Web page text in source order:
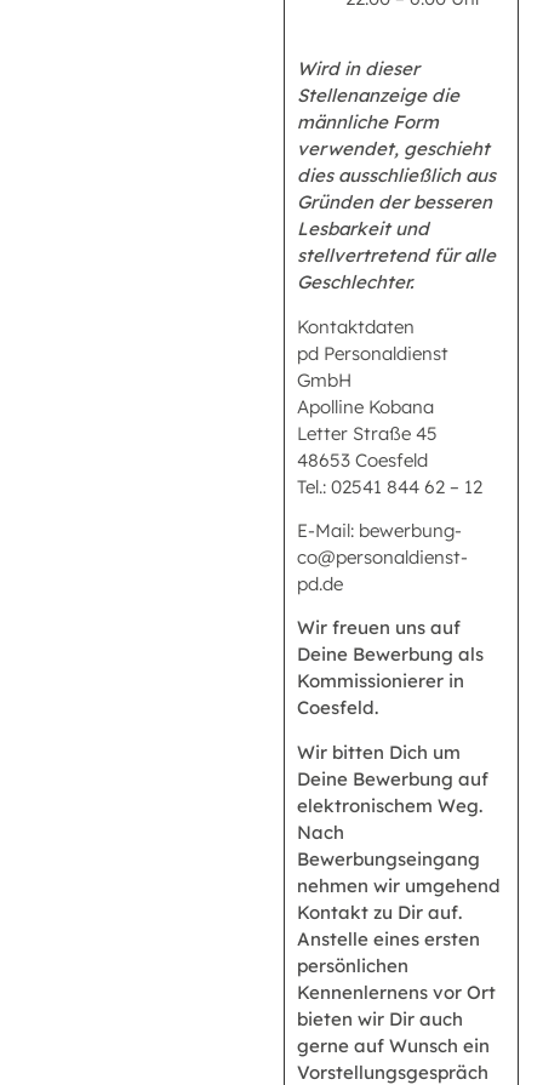
Wird in dieser
Stellenanzeige die
männliche Form
verwendet, geschieht
dies ausschließlich aus
Gründen der besseren
Lesbarkeit und
stellvertretend für alle
Geschlechter.
Kontaktdaten
pd Personaldienst
GmbH
Apolline Kobana
Letter Straße 45
48653 Coesfeld
Tel.: 02541 844 62 – 12
E-Mail: bewerbung-
co@personaldienst-
pd.de
Wir freuen uns auf
Deine Bewerbung als
Kommissionierer in
Coesfeld.
Wir bitten Dich um
Deine Bewerbung auf
elektronischem Weg.
Nach
Bewerbungseingang
nehmen wir umgehend
Kontakt zu Dir auf.
Anstelle eines ersten
persönlichen
Kennenlernens vor Ort
bieten wir Dir auch
gerne auf Wunsch ein
Vorstellungsgespräch